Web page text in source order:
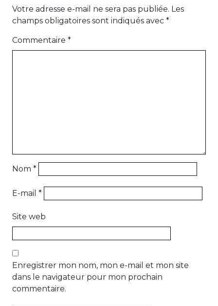
Votre adresse e-mail ne sera pas publiée. Les
champs obligatoires sont indiqués avec *
Commentaire *
Nom *
E-mail *
Site web
Enregistrer mon nom, mon e-mail et mon site
dans le navigateur pour mon prochain
commentaire.